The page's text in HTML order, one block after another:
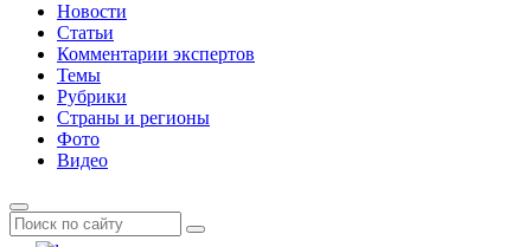
Новости
Статьи
Комментарии экспертов
Темы
Рубрики
Страны и регионы
Фото
Видео